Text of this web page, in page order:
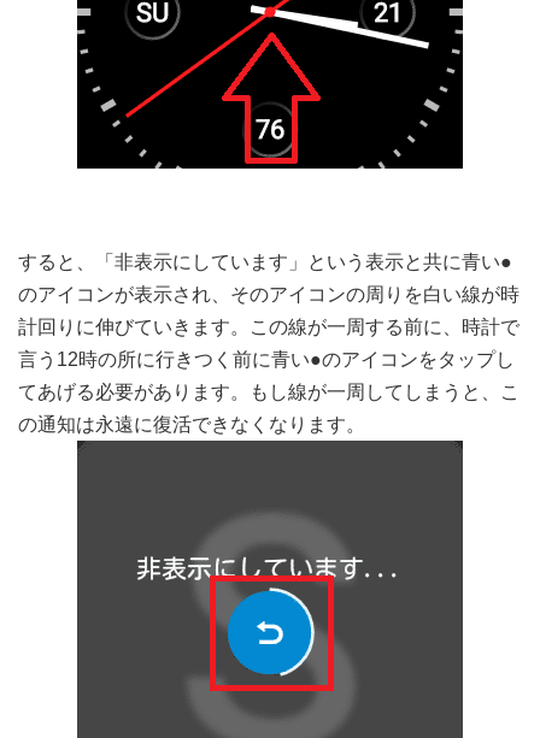
すると、「非表示にしています」という表示と共に青い●
のアイコンが表示され、そのアイコンの周りを白い線が時
計回りに伸びていきます。この線が一周する前に、時計で
言う12時の所に行きつく前に青い●のアイコンをタップし
てあげる必要があります。もし線が一周してしまうと、こ
の通知は永遠に復活できなくなります。